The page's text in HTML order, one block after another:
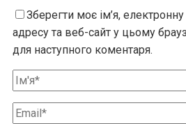
Зберегти моє ім’я, електронну
адресу та веб-сайт у цьому
для наступного коментаря.